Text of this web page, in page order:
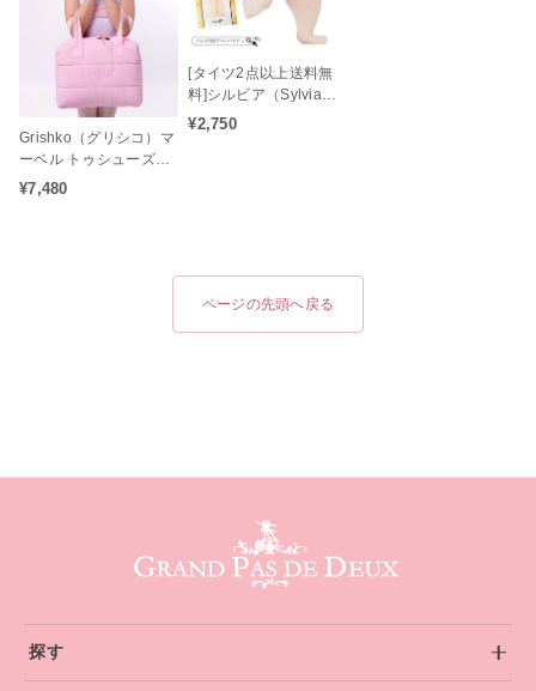
Grishko（グリシコ）マ
ーベル トゥシューズケ
ース（ポアント収納バ
ッグ / ロールケース / バ
¥7,480
[タイツ2点以上送料無
料]シルビア（Sylvia）
ニューシルキータイツ
¥2,750
ページの先頭へ戻る
探す